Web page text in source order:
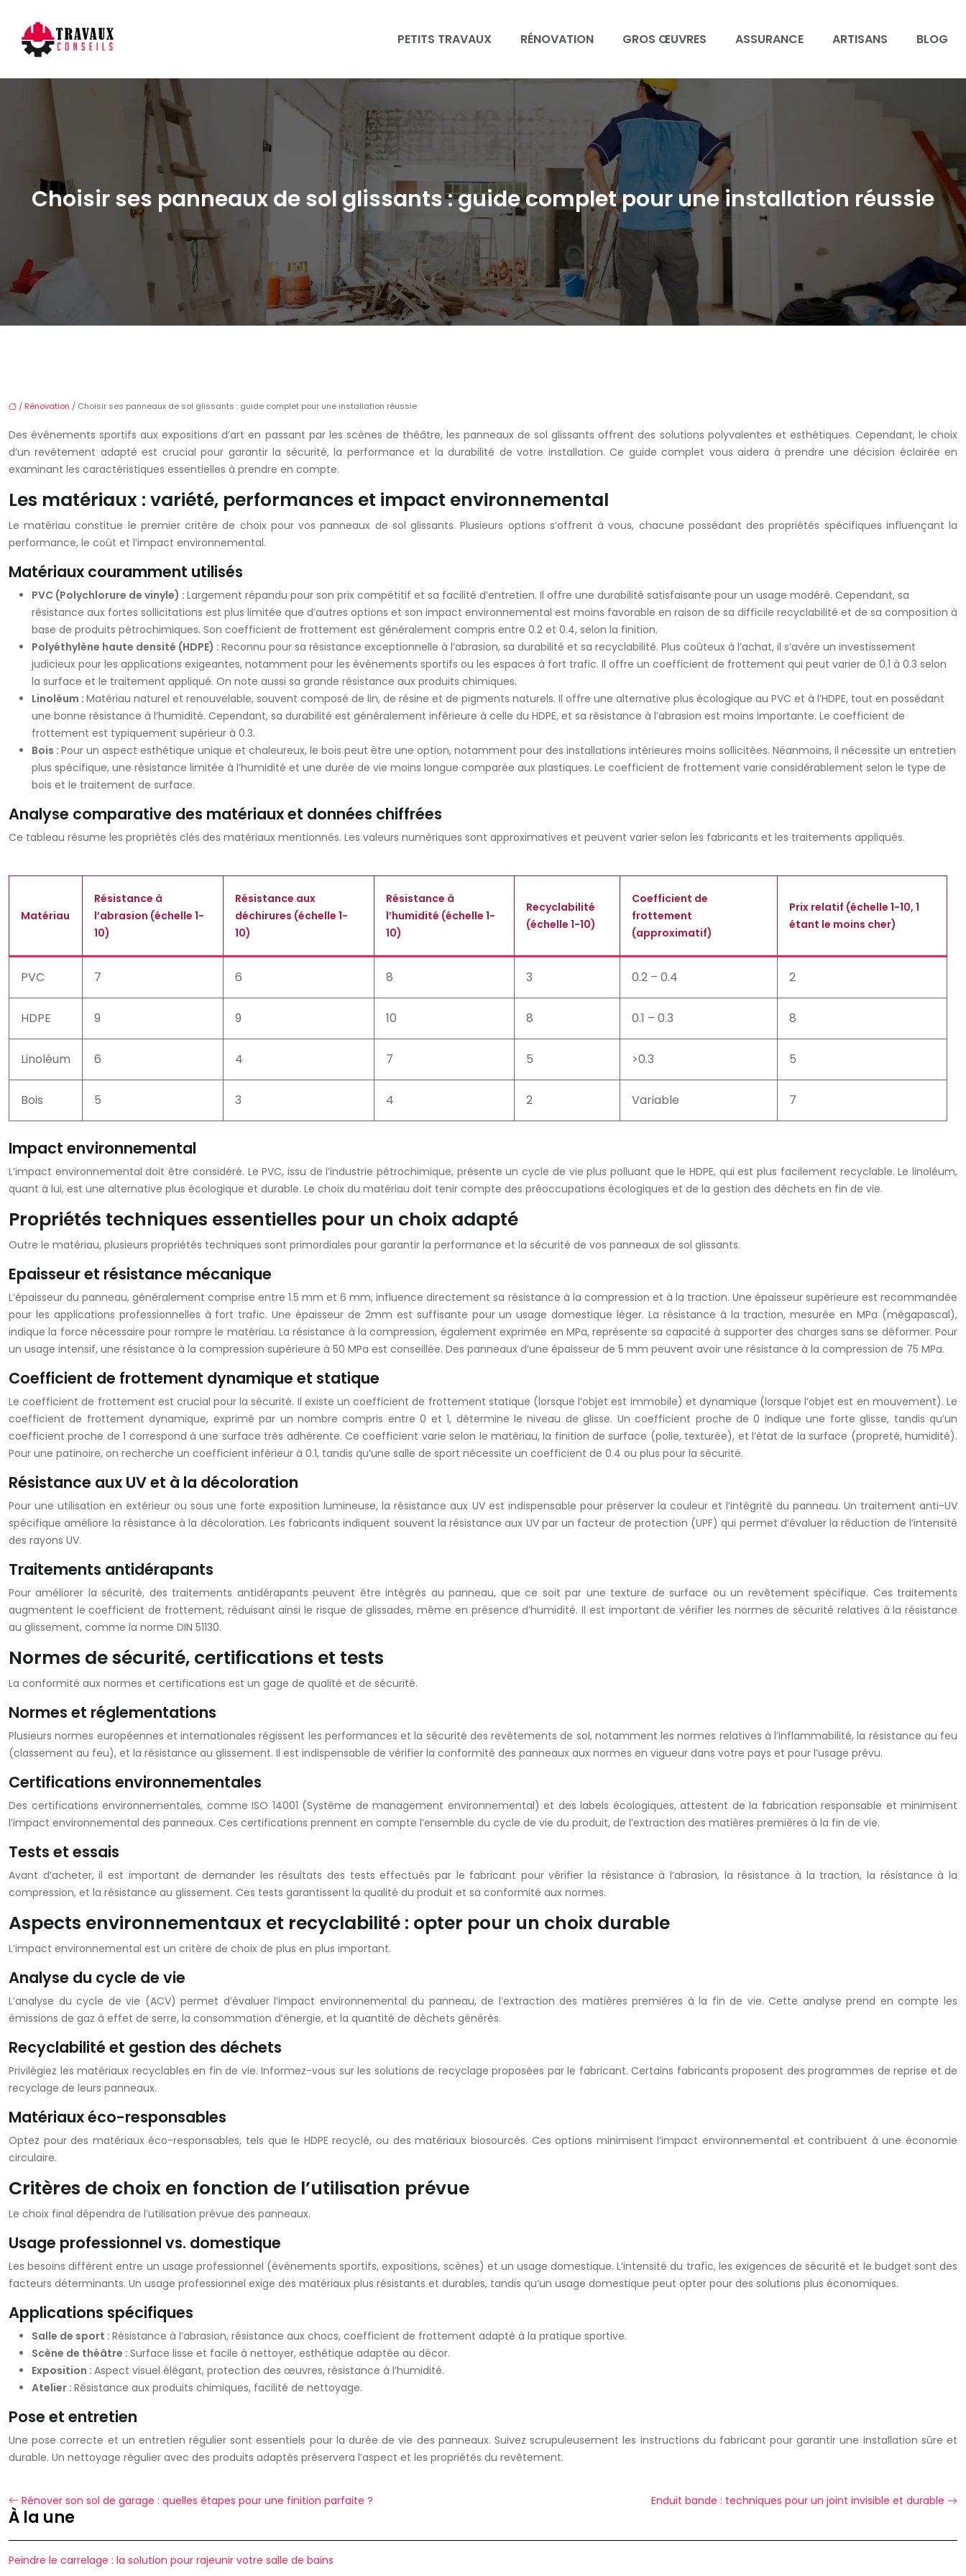
PETITS TRAVAUX RÉNOVATION GROS ŒUVRES ASSURANCE ARTISANS BLOG
Choisir ses panneaux de sol glissants : guide complet pour une installation réussie
/ Rénovation / Choisir ses panneaux de sol glissants : guide complet pour une installation réussie
Des événements sportifs aux expositions d’art en passant par les scènes de théâtre, les panneaux de sol glissants offrent des solutions polyvalentes et esthétiques. Cependant, le choix
d’un revêtement adapté est crucial pour garantir la sécurité, la performance et la durabilité de votre installation. Ce guide complet vous aidera à prendre une décision éclairée en
examinant les caractéristiques essentielles à prendre en compte.
Les matériaux : variété, performances et impact environnemental
Le matériau constitue le premier critère de choix pour vos panneaux de sol glissants. Plusieurs options s’offrent à vous, chacune possédant des propriétés spécifiques influençant la
performance, le coût et l’impact environnemental.
Matériaux couramment utilisés
PVC (Polychlorure de vinyle) : Largement répandu pour son prix compétitif et sa facilité d’entretien. Il offre une durabilité satisfaisante pour un usage modéré. Cependant, sa
résistance aux fortes sollicitations est plus limitée que d’autres options et son impact environnemental est moins favorable en raison de sa difficile recyclabilité et de sa composition à
base de produits pétrochimiques. Son coefficient de frottement est généralement compris entre 0.2 et 0.4, selon la finition.
Polyéthylène haute densité (HDPE) : Reconnu pour sa résistance exceptionnelle à l’abrasion, sa durabilité et sa recyclabilité. Plus coûteux à l’achat, il s’avère un investissement
judicieux pour les applications exigeantes, notamment pour les événements sportifs ou les espaces à fort trafic. Il offre un coefficient de frottement qui peut varier de 0.1 à 0.3 selon
la surface et le traitement appliqué. On note aussi sa grande résistance aux produits chimiques.
Linoléum : Matériau naturel et renouvelable, souvent composé de lin, de résine et de pigments naturels. Il offre une alternative plus écologique au PVC et à l’HDPE, tout en possédant
une bonne résistance à l’humidité. Cependant, sa durabilité est généralement inférieure à celle du HDPE, et sa résistance à l’abrasion est moins importante. Le coefficient de
frottement est typiquement supérieur à 0.3.
Bois : Pour un aspect esthétique unique et chaleureux, le bois peut être une option, notamment pour des installations intérieures moins sollicitées. Néanmoins, il nécessite un entretien
plus spécifique, une résistance limitée à l’humidité et une durée de vie moins longue comparée aux plastiques. Le coefficient de frottement varie considérablement selon le type de
bois et le traitement de surface.
Analyse comparative des matériaux et données chiffrées
Ce tableau résume les propriétés clés des matériaux mentionnés. Les valeurs numériques sont approximatives et peuvent varier selon les fabricants et les traitements appliqués.
Matériau
Résistance à
l’abrasion (échelle 1-
10)
Résistance aux
déchirures (échelle 1-
10)
Résistance à
l’humidité (échelle 1-
10)
Recyclabilité
(échelle 1-10)
Coefficient de
frottement
(approximatif)
Prix relatif (échelle 1-10, 1
étant le moins cher)
PVC 7 6 8 3 0.2 – 0.4 2
HDPE 9 9 10 8 0.1 – 0.3 8
Linoléum 6 4 7 5 >0.3 5
Bois 5 3 4 2 Variable 7
Impact environnemental
L’impact environnemental doit être considéré. Le PVC, issu de l’industrie pétrochimique, présente un cycle de vie plus polluant que le HDPE, qui est plus facilement recyclable. Le linoléum,
quant à lui, est une alternative plus écologique et durable. Le choix du matériau doit tenir compte des préoccupations écologiques et de la gestion des déchets en fin de vie.
Propriétés techniques essentielles pour un choix adapté
Outre le matériau, plusieurs propriétés techniques sont primordiales pour garantir la performance et la sécurité de vos panneaux de sol glissants.
Epaisseur et résistance mécanique
L’épaisseur du panneau, généralement comprise entre 1.5 mm et 6 mm, influence directement sa résistance à la compression et à la traction. Une épaisseur supérieure est recommandée
pour les applications professionnelles à fort trafic. Une épaisseur de 2mm est suffisante pour un usage domestique léger. La résistance à la traction, mesurée en MPa (mégapascal),
indique la force nécessaire pour rompre le matériau. La résistance à la compression, également exprimée en MPa, représente sa capacité à supporter des charges sans se déformer. Pour
un usage intensif, une résistance à la compression supérieure à 50 MPa est conseillée. Des panneaux d’une épaisseur de 5 mm peuvent avoir une résistance à la compression de 75 MPa.
Coefficient de frottement dynamique et statique
Le coefficient de frottement est crucial pour la sécurité. Il existe un coefficient de frottement statique (lorsque l’objet est immobile) et dynamique (lorsque l’objet est en mouvement). Le
coefficient de frottement dynamique, exprimé par un nombre compris entre 0 et 1, détermine le niveau de glisse. Un coefficient proche de 0 indique une forte glisse, tandis qu’un
coefficient proche de 1 correspond à une surface très adhérente. Ce coefficient varie selon le matériau, la finition de surface (polie, texturée), et l’état de la surface (propreté, humidité).
Pour une patinoire, on recherche un coefficient inférieur à 0.1, tandis qu’une salle de sport nécessite un coefficient de 0.4 ou plus pour la sécurité.
Résistance aux UV et à la décoloration
Pour une utilisation en extérieur ou sous une forte exposition lumineuse, la résistance aux UV est indispensable pour préserver la couleur et l’intégrité du panneau. Un traitement anti-UV
spécifique améliore la résistance à la décoloration. Les fabricants indiquent souvent la résistance aux UV par un facteur de protection (UPF) qui permet d’évaluer la réduction de l’intensité
des rayons UV.
Traitements antidérapants
Pour améliorer la sécurité, des traitements antidérapants peuvent être intégrés au panneau, que ce soit par une texture de surface ou un revêtement spécifique. Ces traitements
augmentent le coefficient de frottement, réduisant ainsi le risque de glissades, même en présence d’humidité. Il est important de vérifier les normes de sécurité relatives à la résistance
au glissement, comme la norme DIN 51130.
Normes de sécurité, certifications et tests
La conformité aux normes et certifications est un gage de qualité et de sécurité.
Normes et réglementations
Plusieurs normes européennes et internationales régissent les performances et la sécurité des revêtements de sol, notamment les normes relatives à l’inflammabilité, la résistance au feu
(classement au feu), et la résistance au glissement. Il est indispensable de vérifier la conformité des panneaux aux normes en vigueur dans votre pays et pour l’usage prévu.
Certifications environnementales
Des certifications environnementales, comme ISO 14001 (Système de management environnemental) et des labels écologiques, attestent de la fabrication responsable et minimisent
l’impact environnemental des panneaux. Ces certifications prennent en compte l’ensemble du cycle de vie du produit, de l’extraction des matières premières à la fin de vie.
Tests et essais
Avant d’acheter, il est important de demander les résultats des tests effectués par le fabricant pour vérifier la résistance à l’abrasion, la résistance à la traction, la résistance à la
compression, et la résistance au glissement. Ces tests garantissent la qualité du produit et sa conformité aux normes.
Aspects environnementaux et recyclabilité : opter pour un choix durable
L’impact environnemental est un critère de choix de plus en plus important.
Analyse du cycle de vie
L’analyse du cycle de vie (ACV) permet d’évaluer l’impact environnemental du panneau, de l’extraction des matières premières à la fin de vie. Cette analyse prend en compte les
émissions de gaz à effet de serre, la consommation d’énergie, et la quantité de déchets générés.
Recyclabilité et gestion des déchets
Privilégiez les matériaux recyclables en fin de vie. Informez-vous sur les solutions de recyclage proposées par le fabricant. Certains fabricants proposent des programmes de reprise et de
recyclage de leurs panneaux.
Matériaux éco-responsables
Optez pour des matériaux éco-responsables, tels que le HDPE recyclé, ou des matériaux biosourcés. Ces options minimisent l’impact environnemental et contribuent à une économie
circulaire.
Critères de choix en fonction de l’utilisation prévue
Le choix final dépendra de l’utilisation prévue des panneaux.
Usage professionnel vs. domestique
Les besoins diffèrent entre un usage professionnel (événements sportifs, expositions, scènes) et un usage domestique. L’intensité du trafic, les exigences de sécurité et le budget sont des
facteurs déterminants. Un usage professionnel exige des matériaux plus résistants et durables, tandis qu’un usage domestique peut opter pour des solutions plus économiques.
Applications spécifiques
Salle de sport : Résistance à l’abrasion, résistance aux chocs, coefficient de frottement adapté à la pratique sportive.
Scène de théâtre : Surface lisse et facile à nettoyer, esthétique adaptée au décor.
Exposition : Aspect visuel élégant, protection des œuvres, résistance à l’humidité.
Atelier : Résistance aux produits chimiques, facilité de nettoyage.
Pose et entretien
Une pose correcte et un entretien régulier sont essentiels pour la durée de vie des panneaux. Suivez scrupuleusement les instructions du fabricant pour garantir une installation sûre et
durable. Un nettoyage régulier avec des produits adaptés préservera l’aspect et les propriétés du revêtement.
Rénover son sol de garage : quelles étapes pour une finition parfaite ? Enduit bande : techniques pour un joint invisible et durable
À la une
Peindre le carrelage : la solution pour rajeunir votre salle de bains